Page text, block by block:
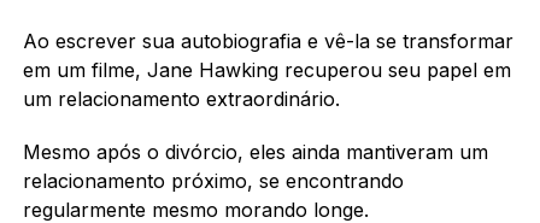
Ao escrever sua autobiografia e vê-la se transformar
em um filme, Jane Hawking recuperou seu papel em
um relacionamento extraordinário.
Mesmo após o divórcio, eles ainda mantiveram um
relacionamento próximo, se encontrando
regularmente mesmo morando longe.